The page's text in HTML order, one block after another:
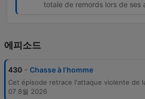
totale de remords lors de ses
에피소드
430 - Chasse à l’homme
07 8월 2026